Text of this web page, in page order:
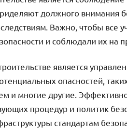
должного внимания
Важно, чтобы все
и соблюдали их на
является
опасностей,
и многие другие.
процедур и политик
стандартам